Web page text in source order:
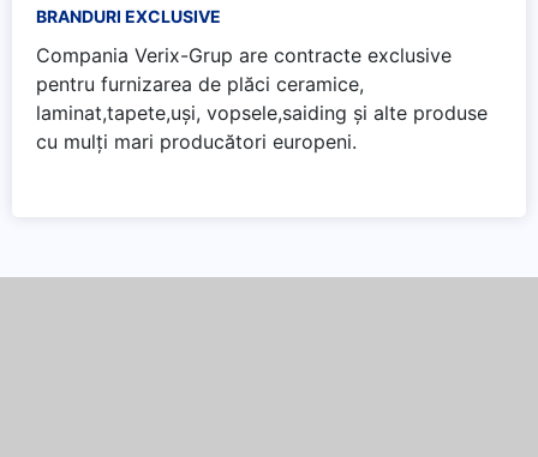
BRANDURI EXCLUSIVE
Compania Verix-Grup are contracte exclusive
pentru furnizarea de plăci ceramice,
laminat,tapete,uși, vopsele,saiding și alte produse
cu mulți mari producători europeni.